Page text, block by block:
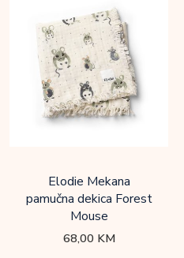
Elodie Mekana
pamučna dekica Forest
Mouse
68,00 KM